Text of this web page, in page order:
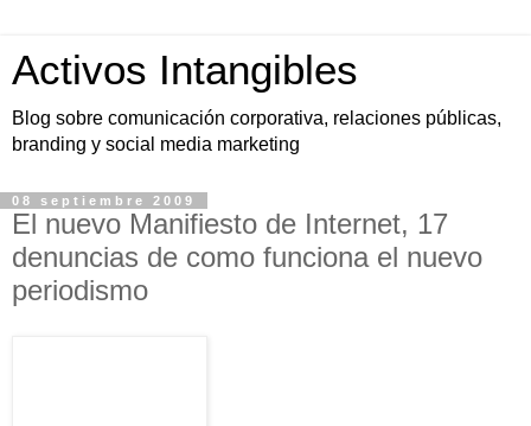
Activos Intangibles
Blog sobre comunicación corporativa, relaciones públicas,
branding y social media marketing
08 septiembre 2009
El nuevo Manifiesto de Internet, 17
denuncias de como funciona el nuevo
periodismo